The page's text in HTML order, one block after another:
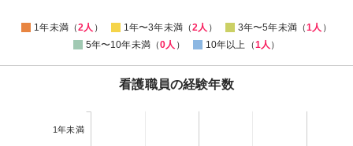
1年未満（2人 ） 1年〜3年未満（2人 ） 3年〜5年未満（1人 ）
5年〜10年未満（0人 ） 10年以上（1人 ）
看護職員の経験年数
1年未満